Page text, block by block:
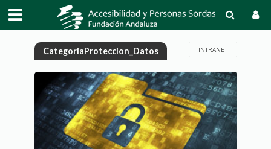
CategoriaProteccion_Datos INTRANET